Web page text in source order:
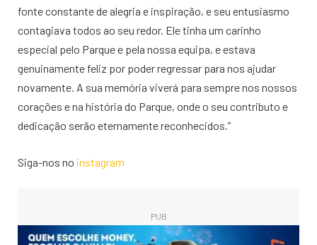
fonte constante de alegria e inspiração, e seu entusiasmo
contagiava todos ao seu redor. Ele tinha um carinho
especial pelo Parque e pela nossa equipa, e estava
genuinamente feliz por poder regressar para nos ajudar
novamente. A sua memória viverá para sempre nos nossos
corações e na história do Parque, onde o seu contributo e
dedicação serão eternamente reconhecidos.”
Siga-nos no instagram
PUB